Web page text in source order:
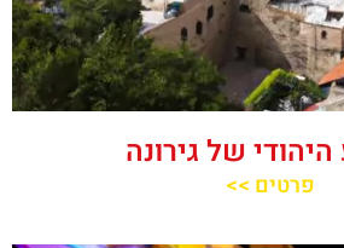
של גירונה
פרטים >>